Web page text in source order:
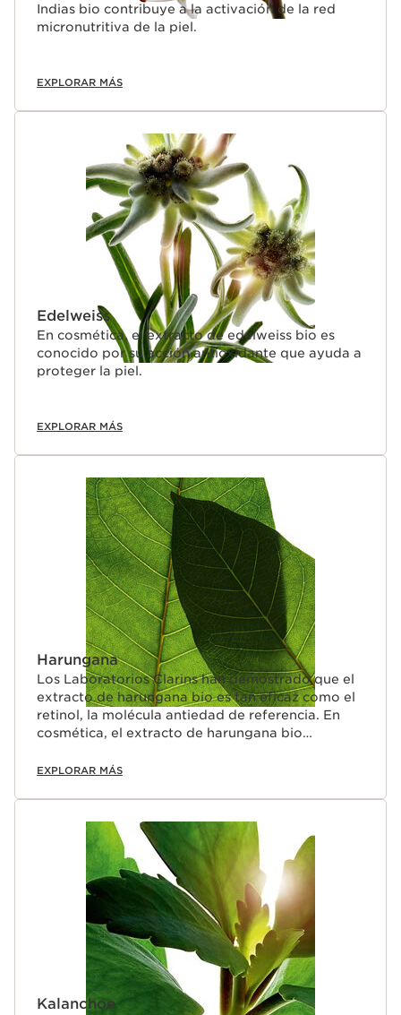
Indias bio contribuye a la activación de la red
micronutritiva de la piel.
EXPLORAR MÁS
Edelweiss
En cosmética, el extracto de edelweiss bio es
conocido por su acción antioxidante que ayuda a
proteger la piel.
EXPLORAR MÁS
Harungana
Los Laboratorios Clarins han demostrado que el
extracto de harungana bio es tan eficaz como el
retinol, la molécula antiedad de referencia. En
cosmética, el extracto de harungana bio
EXPLORAR MÁS
Kalanchoe